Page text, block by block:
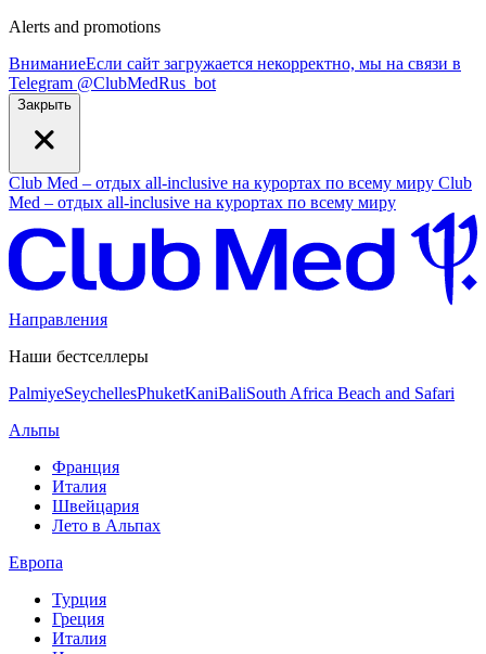
Alerts and promotions
ВниманиеЕсли сайт загружается некорректно, мы на связи в
Telegram @ClubMedRus_bot
Закрыть
Club Med – отдых all-inclusive на курортах по всему миру Club
Med – отдых all-inclusive на курортах по всему миру
Направления
Наши бестселлеры
PalmiyeSeychellesPhuketKaniBaliSouth Africa Beach and Safari
Альпы
Франция
Италия
Швейцария
Лето в Альпах
Европа
Турция
Греция
Италия